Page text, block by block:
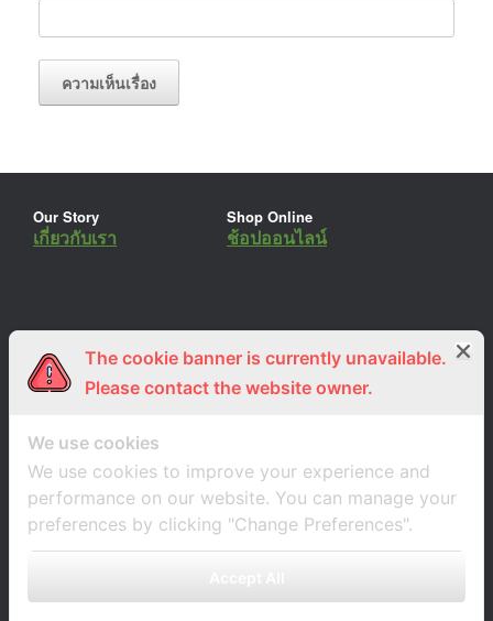
Our Story
เกี่ยวกับเรา
Shop Online
ช้อปออนไลน์
ร่วมงานกับเรา
สมัครงาน
Lemon Farm Cafe
ร้านอาหารอินทรีย์
The cookie banner is currently unavailable.
Please contact the website owner.
We use cookies
We use cookies to improve your experience and
performance on our website. You can manage your
preferences by clicking "Change Preferences".